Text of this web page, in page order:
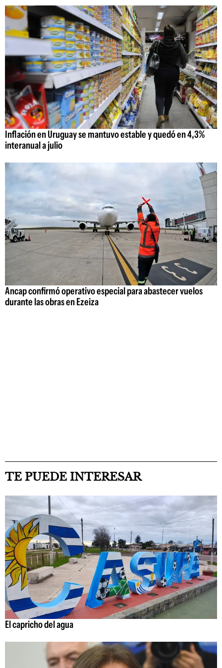
Inflación en Uruguay se mantuvo estable y quedó en 4,3%
interanual a julio
Ancap confirmó operativo especial para abastecer vuelos
durante las obras en Ezeiza
TE PUEDE INTERESAR
El capricho del agua